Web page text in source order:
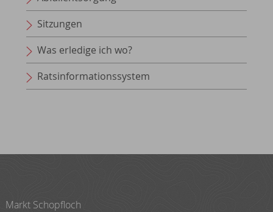
Sitzungen
Was erledige ich wo?
Ratsinformationssystem
Markt Schopfloch